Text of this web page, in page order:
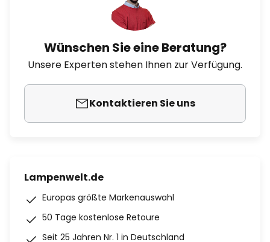
Wünschen Sie eine Beratung?
Unsere Experten stehen Ihnen zur Verfügung.
Kontaktieren Sie uns
Lampenwelt.de
Europas größte Markenauswahl
50 Tage kostenlose Retoure
Seit 25 Jahren Nr. 1 in Deutschland